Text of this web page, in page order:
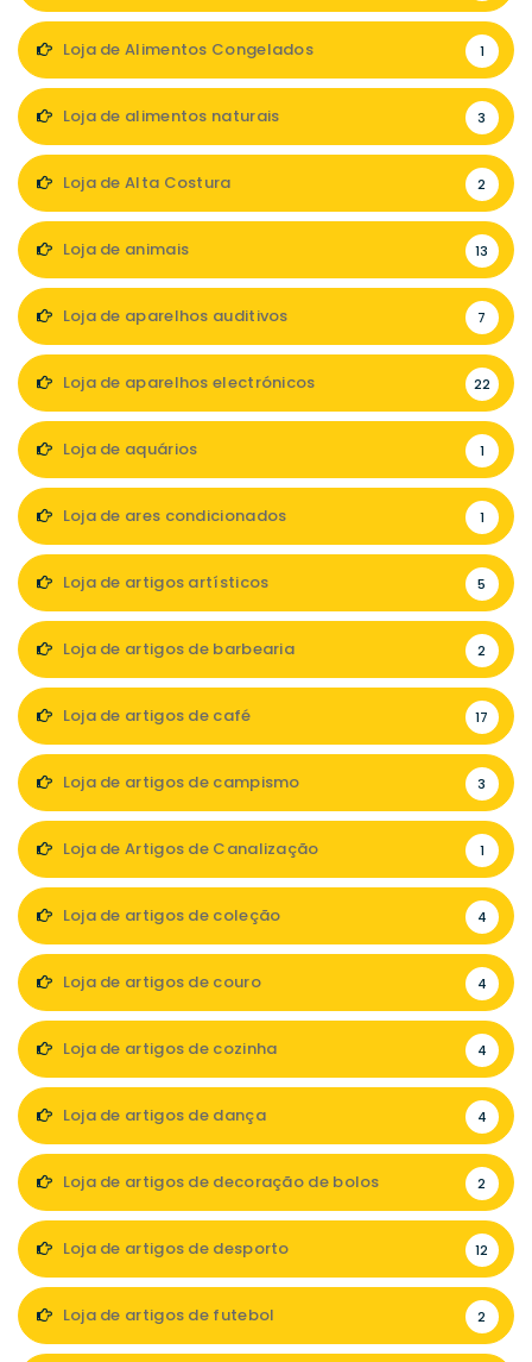
Loja de Alimentos Congelados 1
Loja de alimentos naturais 3
Loja de Alta Costura 2
Loja de animais 13
Loja de aparelhos auditivos 7
Loja de aparelhos electrónicos 22
Loja de aquários 1
Loja de ares condicionados 1
Loja de artigos artísticos 5
Loja de artigos de barbearia 2
Loja de artigos de café 17
Loja de artigos de campismo 3
Loja de Artigos de Canalização 1
Loja de artigos de coleção 4
Loja de artigos de couro 4
Loja de artigos de cozinha 4
Loja de artigos de dança 4
Loja de artigos de decoração de bolos 2
Loja de artigos de desporto 12
Loja de artigos de futebol 2